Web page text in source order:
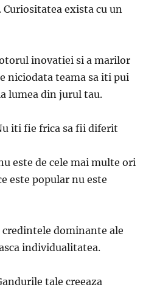
exista cu un
inovatiei si a marilor
niciodata teama sa iti pui
lumea din jurul tau.
iti fie frica sa fii diferit
este de cele mai multe ori
este popular nu este
credintele dominante ale
individualitatea.
tale creeaza